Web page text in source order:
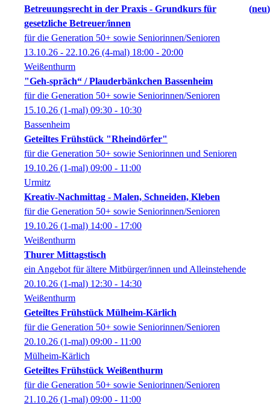
Betreuungsrecht in der Praxis - Grundkurs für
gesetzliche Betreuer/innen
neu
für die Generation 50+ sowie Seniorinnen/Senioren
13.10.26 - 22.10.26 (4-mal) 18:00 - 20:00
Weißenthurm
"Geh-spräch“ / Plauderbänkchen Bassenheim
für die Generation 50+ sowie Seniorinnen/Senioren
15.10.26 (1-mal) 09:30 - 10:30
Bassenheim
Geteiltes Frühstück "Rheindörfer"
für die Generation 50+ sowie Seniorinnen und Senioren
19.10.26 (1-mal) 09:00 - 11:00
Urmitz
Kreativ-Nachmittag - Malen, Schneiden, Kleben
für die Generation 50+ sowie Seniorinnen/Senioren
19.10.26 (1-mal) 14:00 - 17:00
Weißenthurm
Thurer Mittagstisch
ein Angebot für ältere Mitbürger/innen und Alleinstehende
20.10.26 (1-mal) 12:30 - 14:30
Weißenthurm
Geteiltes Frühstück Mülheim-Kärlich
für die Generation 50+ sowie Seniorinnen/Senioren
20.10.26 (1-mal) 09:00 - 11:00
Mülheim-Kärlich
Geteiltes Frühstück Weißenthurm
für die Generation 50+ sowie Seniorinnen/Senioren
21.10.26 (1-mal) 09:00 - 11:00